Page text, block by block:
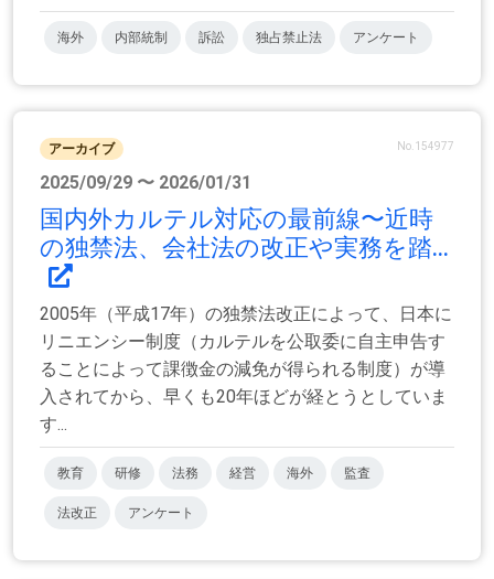
海外 内部統制 訴訟 独占禁止法 アンケート
アーカイブ No.154977
2025/09/29 〜 2026/01/31
国内外カルテル対応の最前線〜近時
の独禁法、会社法の改正や実務を踏...
2005年（平成17年）の独禁法改正によって、日本に
リニエンシー制度（カルテルを公取委に自主申告す
ることによって課徴金の減免が得られる制度）が導
入されてから、早くも20年ほどが経とうとしていま
す...
教育 研修 法務 経営 海外 監査
法改正 アンケート